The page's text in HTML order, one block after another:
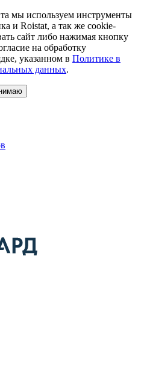
мы используем инструменты
и Roistat, а так же cookie-
сайт либо нажимая кнопку
на обработку
указанном в Политике в
данных.